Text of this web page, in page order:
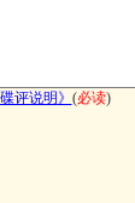
碟评说明 》 (必读)